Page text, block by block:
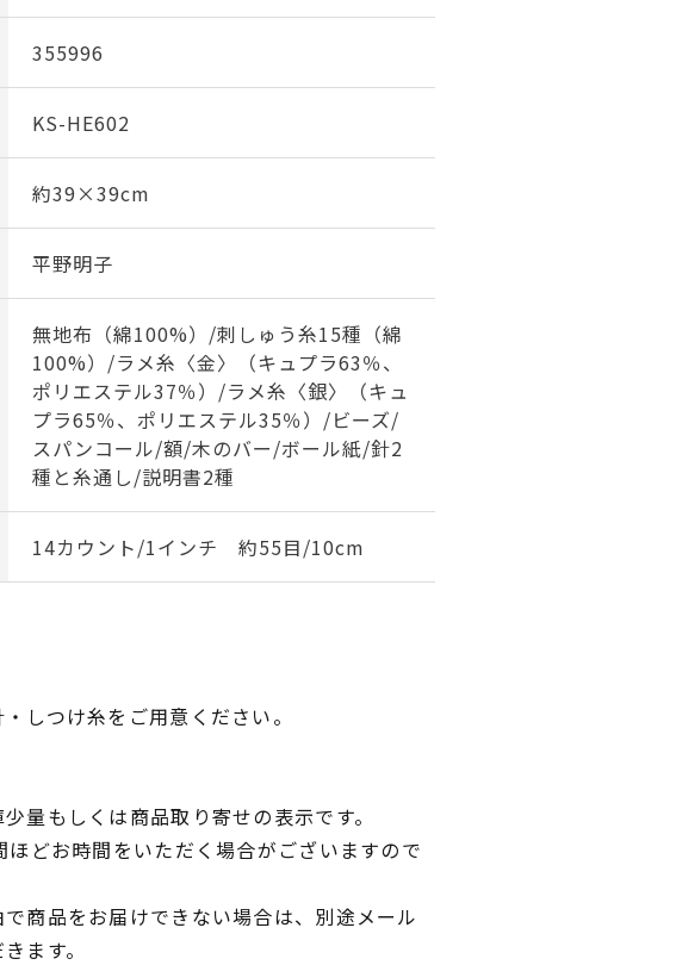
355996
KS-HE602
約39×39cm
平野明子
無地布（綿100%）/刺しゅう糸15種（綿
100%）/ラメ糸〈金〉（キュプラ63％、
ポリエステル37％）/ラメ糸〈銀〉（キュ
プラ65％、ポリエステル35％）/ビーズ/
スパンコール/額/木のバー/ボール紙/針2
種と糸通し/説明書2種
14カウント/1インチ 約55目/10cm
しつけ糸をご用意ください。
量もしくは商品取り寄せの表示です。
どお時間をいただく場合がございますので
商品をお届けできない場合は、別途メール
ます。